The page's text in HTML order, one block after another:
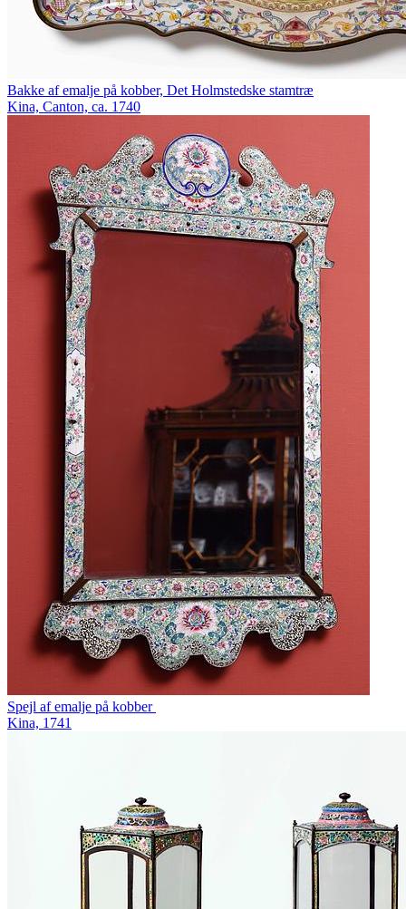
Bakke af emalje på kobber, Det Holmstedske stamtræ
Kina, Canton, ca. 1740
Spejl af emalje på kobber
Kina, 1741